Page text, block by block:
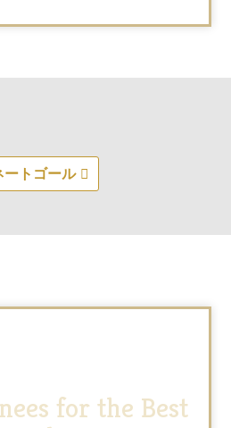
ートゴール
for the Best